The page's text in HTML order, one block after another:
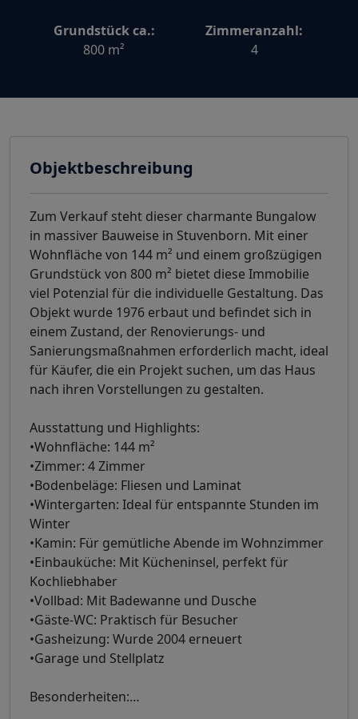
Grundstück ca.:
800 m²
Zimmeranzahl:
4
Objektbeschreibung
Zum Verkauf steht dieser charmante Bungalow
in massiver Bauweise in Stuvenborn. Mit einer
Wohnfläche von 144 m² und einem großzügigen
Grundstück von 800 m² bietet diese Immobilie
viel Potenzial für die individuelle Gestaltung. Das
Objekt wurde 1976 erbaut und befindet sich in
einem Zustand, der Renovierungs- und
Sanierungsmaßnahmen erforderlich macht, ideal
für Käufer, die ein Projekt suchen, um das Haus
nach ihren Vorstellungen zu gestalten.
Ausstattung und Highlights:
•Wohnfläche: 144 m²
•Zimmer: 4 Zimmer
•Bodenbeläge: Fliesen und Laminat
•Wintergarten: Ideal für entspannte Stunden im
Winter
•Kamin: Für gemütliche Abende im Wohnzimmer
•Einbauküche: Mit Kücheninsel, perfekt für
Kochliebhaber
•Vollbad: Mit Badewanne und Dusche
•Gäste-WC: Praktisch für Besucher
•Gasheizung: Wurde 2004 erneuert
•Garage und Stellplatz
Besonderheiten:…